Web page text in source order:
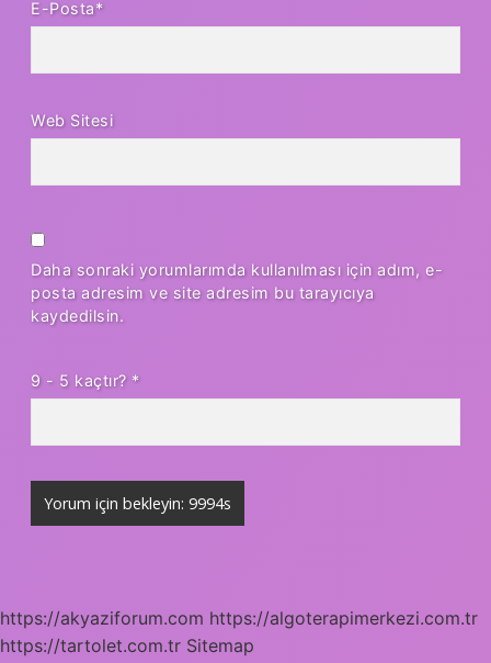
E-Posta*
Web Sitesi
Daha sonraki yorumlarımda kullanılması için adım, e-
posta adresim ve site adresim bu tarayıcıya
kaydedilsin.
9 - 5 kaçtır? *
https://akyaziforum.com https://algoterapimerkezi.com.tr
https://tartolet.com.tr Sitemap